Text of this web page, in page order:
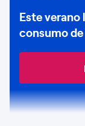
Este verano
consumo de